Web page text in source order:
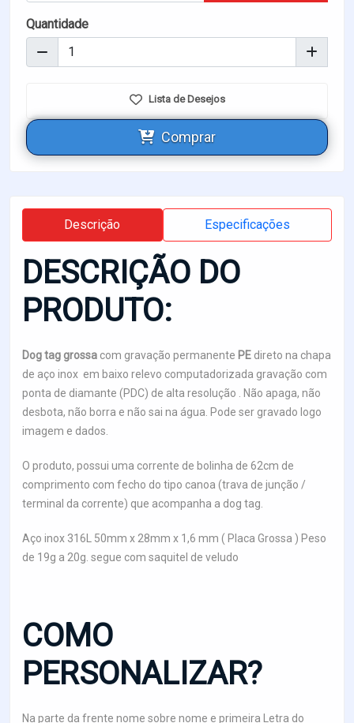
Quantidade
Lista de Desejos
Comprar
Descrição Especificações
DESCRIÇÃO DO
PRODUTO:
Dog tag grossa com gravação permanente PE direto na chapa
de aço inox em baixo relevo computadorizada gravação com
ponta de diamante (PDC) de alta resolução . Não apaga, não
desbota, não borra e não sai na água. Pode ser gravado logo
imagem e dados.
O produto, possui uma corrente de bolinha de 62cm de
comprimento com fecho do tipo canoa (trava de junção /
terminal da corrente) que acompanha a dog tag.
Aço inox 316L 50mm x 28mm x 1,6 mm ( Placa Grossa ) Peso
de 19g a 20g. segue com saquitel de veludo
COMO
PERSONALIZAR?
Na parte da frente nome sobre nome e primeira Letra do